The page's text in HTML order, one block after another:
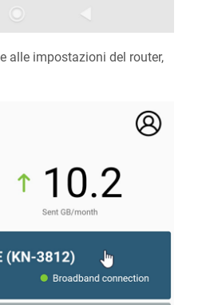
alle impostazioni del router,